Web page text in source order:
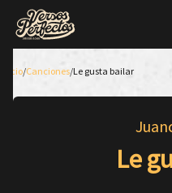
Inicio/Canciones/Le gusta bailar
Le